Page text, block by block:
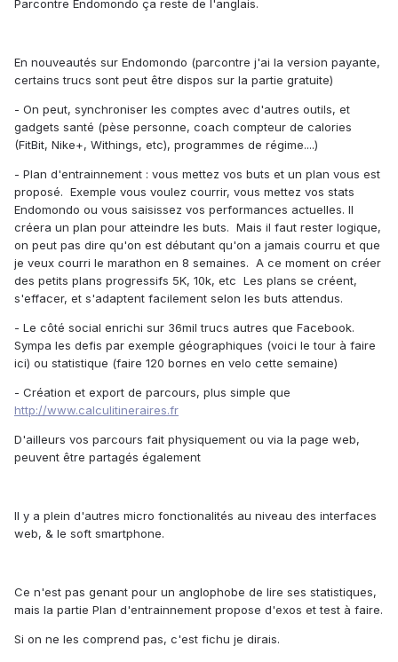
Parcontre Endomondo ça reste de l'anglais.
En nouveautés sur Endomondo (parcontre j'ai la version payante,
certains trucs sont peut être dispos sur la partie gratuite)
- On peut, synchroniser les comptes avec d'autres outils, et
gadgets santé (pèse personne, coach compteur de calories
(FitBit, Nike+, Withings, etc), programmes de régime....)
- Plan d'entrainnement : vous mettez vos buts et un plan vous est
proposé. Exemple vous voulez courrir, vous mettez vos stats
Endomondo ou vous saisissez vos performances actuelles. Il
créera un plan pour atteindre les buts. Mais il faut rester logique,
on peut pas dire qu'on est débutant qu'on a jamais courru et que
je veux courri le marathon en 8 semaines. A ce moment on créer
des petits plans progressifs 5K, 10k, etc Les plans se créent,
s'effacer, et s'adaptent facilement selon les buts attendus.
- Le côté social enrichi sur 36mil trucs autres que Facebook.
Sympa les defis par exemple géographiques (voici le tour à faire
ici) ou statistique (faire 120 bornes en velo cette semaine)
- Création et export de parcours, plus simple que
http://www.calculitineraires.fr
D'ailleurs vos parcours fait physiquement ou via la page web,
peuvent être partagés également
Il y a plein d'autres micro fonctionalités au niveau des interfaces
web, & le soft smartphone.
Ce n'est pas genant pour un anglophobe de lire ses statistiques,
mais la partie Plan d'entrainnement propose d'exos et test à faire.
Si on ne les comprend pas, c'est fichu je dirais.